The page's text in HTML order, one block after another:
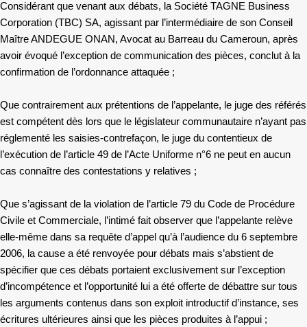
Considérant que venant aux débats, la Société TAGNE Business
Corporation (TBC) SA, agissant par l’intermédiaire de son Conseil
Maître ANDEGUE ONAN, Avocat au Barreau du Cameroun, après
avoir évoqué l’exception de communication des pièces, conclut à la
confirmation de l’ordonnance attaquée ;
Que contrairement aux prétentions de l’appelante, le juge des référés
est compétent dès lors que le législateur communautaire n’ayant pas
réglementé les saisies-contrefaçon, le juge du contentieux de
l’exécution de l’article 49 de l’Acte Uniforme n°6 ne peut en aucun
cas connaître des contestations y relatives ;
Que s’agissant de la violation de l’article 79 du Code de Procédure
Civile et Commerciale, l’intimé fait observer que l’appelante relève
elle-même dans sa requête d’appel qu’à l’audience du 6 septembre
2006, la cause a été renvoyée pour débats mais s’abstient de
spécifier que ces débats portaient exclusivement sur l’exception
d’incompétence et l’opportunité lui a été offerte de débattre sur tous
les arguments contenus dans son exploit introductif d’instance, ses
écritures ultérieures ainsi que les pièces produites à l’appui ;